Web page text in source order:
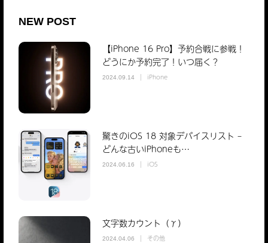
NEW POST
【iPhone 16 Pro】予約合戦に参戦！
どうにか予約完了！いつ届く？
2024.09.14 iPhone
驚きのiOS 18 対象デバイスリスト –
どんな古いiPhoneも…
2024.06.16 iOS
文字数カウント（γ）
2024.04.06 その他